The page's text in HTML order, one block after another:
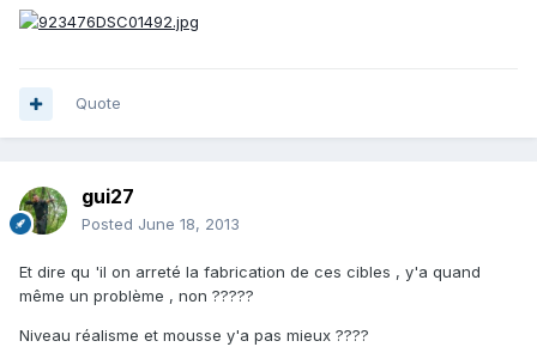
Quote
gui27
Posted June 18, 2013
Et dire qu 'il on arreté la fabrication de ces cibles , y'a quand
même un problème , non ?????
Niveau réalisme et mousse y'a pas mieux ????